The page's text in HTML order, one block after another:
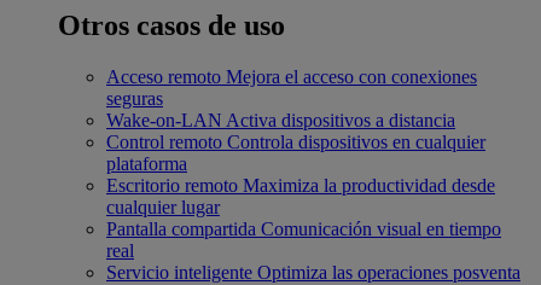
Otros casos de uso
Acceso remoto Mejora el acceso con conexiones
seguras
Wake-on-LAN Activa dispositivos a distancia
Control remoto Controla dispositivos en cualquier
plataforma
Escritorio remoto Maximiza la productividad desde
cualquier lugar
Pantalla compartida Comunicación visual en tiempo
real
Servicio inteligente Optimiza las operaciones posventa